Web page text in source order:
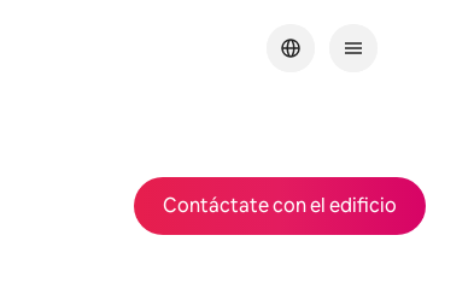
Contáctate con el edificio